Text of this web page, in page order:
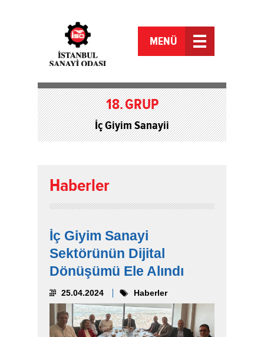
18.GRUP
İç Giyim Sanayii
MENÜ
Haberler
İç Giyim Sanayi
Sektörünün Dijital
Dönüşümü Ele Alındı
25.04.2024 Haberler